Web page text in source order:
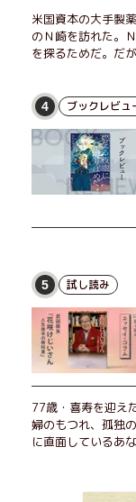
米国資本の大手製
のＮ崎を訪れた。
を探るためだ。だ
恵弥は、まるで影
か？ そして、唄の
は？ 謎めいたラ
4 ブックレビュ
5 試し読み
77歳・喜寿を迎え
婦のもつれ、孤独
に直面しているあ
ら！ 読むだけで